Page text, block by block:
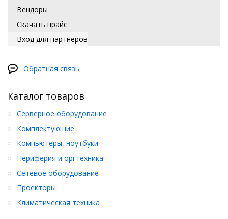
Вендоры
Скачать прайс
Вход для партнеров
Обратная связь
Каталог товаров
Серверное оборудование
Комплектующие
Компьютеры, ноутбуки
Периферия и оргтехника
Сетевое оборудование
Проекторы
Климатическая техника